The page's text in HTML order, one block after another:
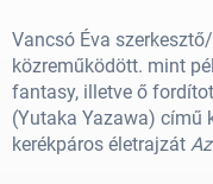
Vancsó Éva
közreműködött. mint
fantasy, illetve ő
(Yutaka Yazawa) című
kerékpáros életrajzát